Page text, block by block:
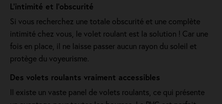
L’intimité et l’obscurité
Si vous recherchez une totale obscurité et une complète
intimité chez vous, le volet roulant est la solution ! Car une
fois en place, il ne laisse passer aucun rayon du soleil et
protège du voyeurisme.
Des volets roulants vraiment accessibles
Il existe un vaste panel de volets roulants, ce qui présente